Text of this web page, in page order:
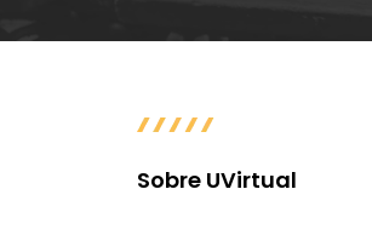
Sobre UVirtual